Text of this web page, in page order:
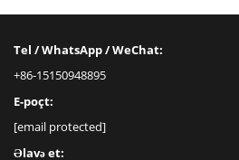
Tel / WhatsApp / WeChat:
+86-15150948895
E-poçt:
[email protected]
Əlavə et: